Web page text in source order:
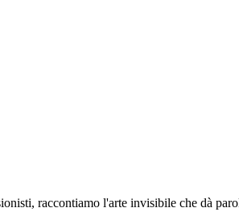
raccontiamo l'arte invisibile che dà